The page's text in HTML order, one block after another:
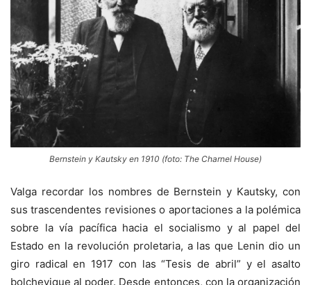
Bernstein y Kautsky en 1910 (foto: The Charnel House)
Valga recordar los nombres de Bernstein y Kautsky, con
sus trascendentes revisiones o aportaciones a la polémica
sobre la vía pacífica hacia el socialismo y al papel del
Estado en la revolución proletaria, a las que Lenin dio un
giro radical en 1917 con las “Tesis de abril” y el asalto
bolchevique al poder. Desde entonces, con la organización